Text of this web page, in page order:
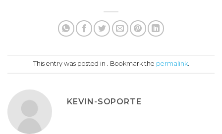
This entry was posted in . Bookmark the permalink.
KEVIN-SOPORTE